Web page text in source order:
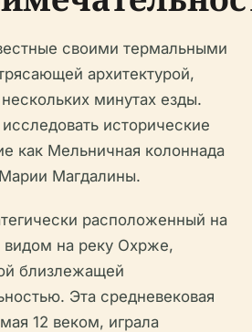
своими термальными
архитектурой,
минутах езды.
исторические
как Мельничная колоннада
Магдалины.
расположенный на
на реку Охрже,
близлежащей
Эта средневековая
12 веком, играла